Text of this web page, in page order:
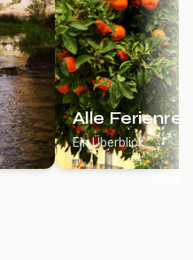
Alle
Ein Überblick